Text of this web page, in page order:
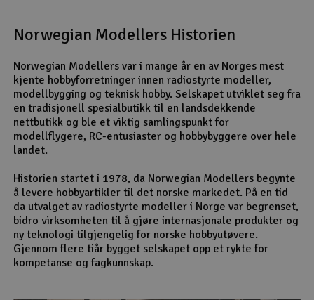
Norwegian Modellers Historien
Norwegian Modellers var i mange år en av Norges mest
kjente hobbyforretninger innen radiostyrte modeller,
modellbygging og teknisk hobby. Selskapet utviklet seg fra
en tradisjonell spesialbutikk til en landsdekkende
nettbutikk og ble et viktig samlingspunkt for
modellflygere, RC-entusiaster og hobbybyggere over hele
landet.
Historien startet i 1978, da Norwegian Modellers begynte
å levere hobbyartikler til det norske markedet. På en tid
da utvalget av radiostyrte modeller i Norge var begrenset,
bidro virksomheten til å gjøre internasjonale produkter og
ny teknologi tilgjengelig for norske hobbyutøvere.
Gjennom flere tiår bygget selskapet opp et rykte for
kompetanse og fagkunnskap.